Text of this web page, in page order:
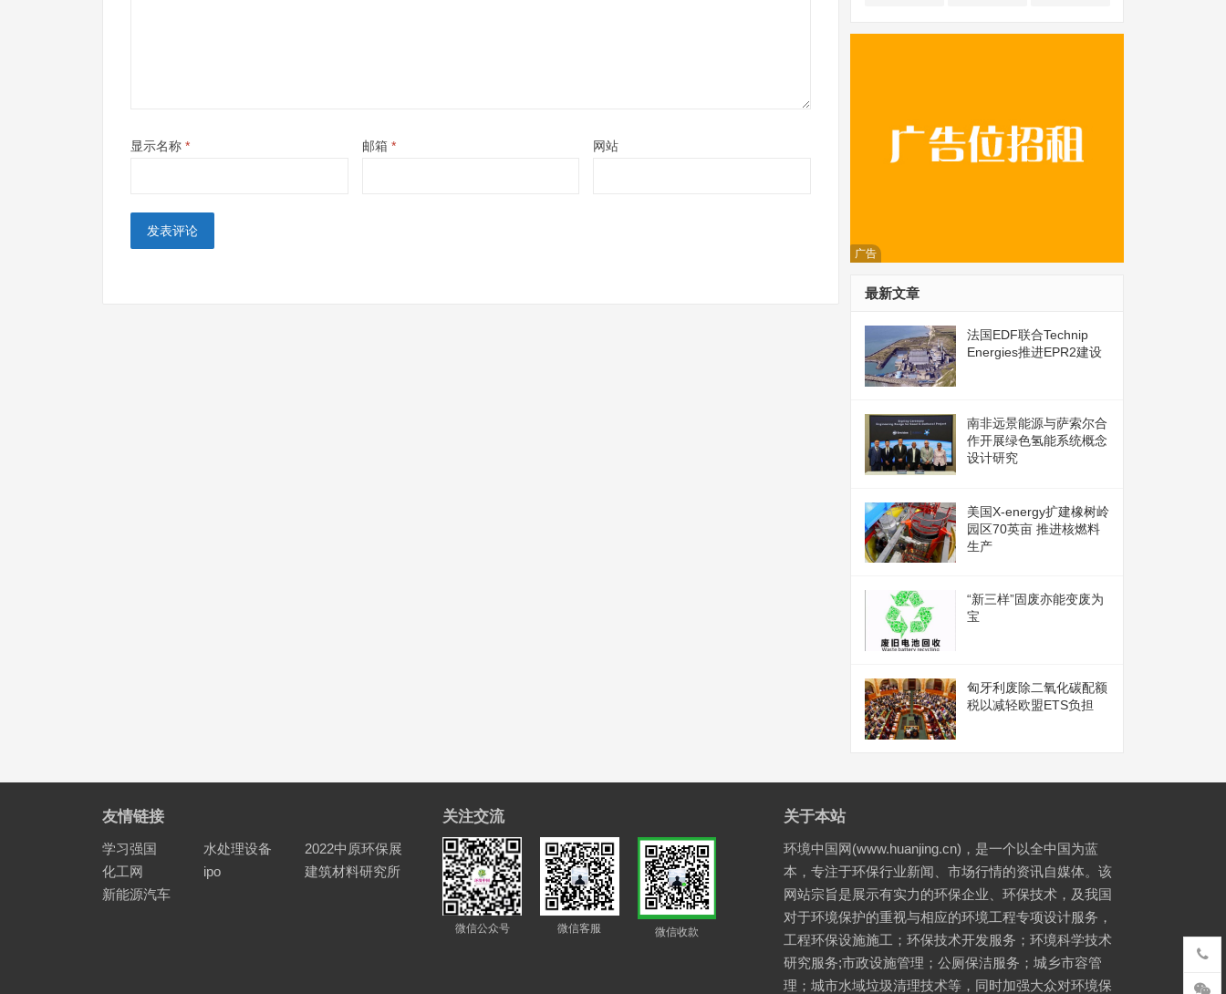
显示名称 * 邮箱 * 网站
广告
最新文章
法国EDF联合Technip
Energies推进EPR2建设
南非远景能源与萨索尔合
作开展绿色氢能系统概念
设计研究
美国X-energy扩建橡树岭
园区70英亩 推进核燃料
生产
“新三样”固废亦能变废为
宝
匈牙利废除二氧化碳配额
税以减轻欧盟ETS负担
友情链接
学习强国 水处理设备
2022中原环保展
化工网
ipo
建筑材料研究所
新能源汽车
关注交流
微信公众号 微信客服 微信收款
关于本站
环境中国网(www.huanjing.cn)，是一个以全中国为蓝
本，专注于环保行业新闻、市场行情的资讯自媒体。该
网站宗旨是展示有实力的环保企业、环保技术，及我国
对于环境保护的重视与相应的环境工程专项设计服务，
工程环保设施施工；环保技术开发服务；环境科学技术
研究服务;市政设施管理；公厕保洁服务；城乡市容管
理；城市水域垃圾清理技术等，同时加强大众对环境保